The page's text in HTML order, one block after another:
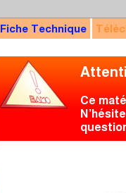
Fiche Technique
Ce